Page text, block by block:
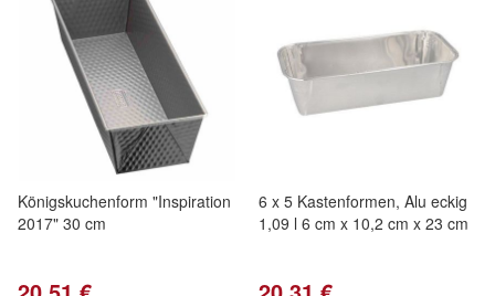
Königskuchenform "Inspiration
2017" 30 cm
6 x 5 Kastenformen, Alu eckig
1,09 l 6 cm x 10,2 cm x 23 cm